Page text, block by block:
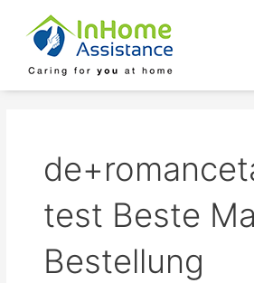
content
test Beste
Bestellung